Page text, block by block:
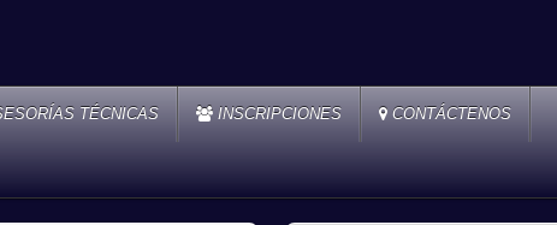
TÉCNICAS INSCRIPCIONES CONTÁCTENOS